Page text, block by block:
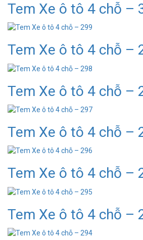
Tem Xe ô tô 4 chỗ –
Tem Xe ô tô 4 chỗ –
Tem Xe ô tô 4 chỗ –
Tem Xe ô tô 4 chỗ –
Tem Xe ô tô 4 chỗ –
Tem Xe ô tô 4 chỗ –